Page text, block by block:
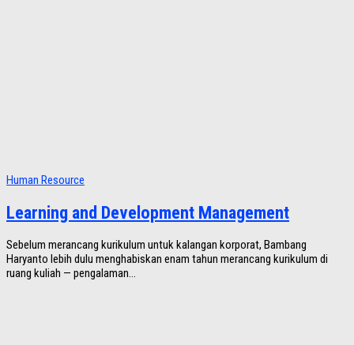
Human Resource
Learning and Development Management
Sebelum merancang kurikulum untuk kalangan korporat, Bambang
Haryanto lebih dulu menghabiskan enam tahun merancang kurikulum di
ruang kuliah — pengalaman...